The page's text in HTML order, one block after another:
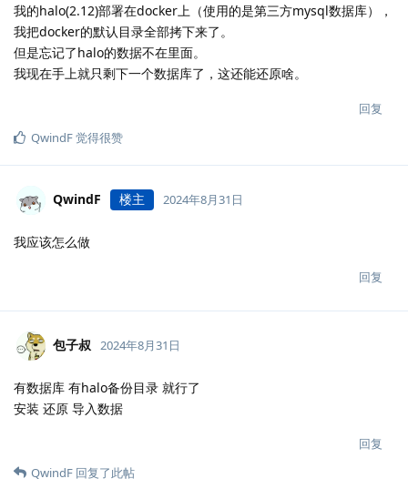
我的halo(2.12)部署在docker上（使用的是第三方mysql数据库），
我把docker的默认目录全部拷下来了。
但是忘记了halo的数据不在里面。
我现在手上就只剩下一个数据库了，这还能还原啥。
回复
QwindF觉得很赞
QwindF 楼主 2024年8月31日
我应该怎么做
回复
包子叔 2024年8月31日
有数据库 有halo备份目录 就行了
安装 还原 导入数据
回复
QwindF 回复了此帖